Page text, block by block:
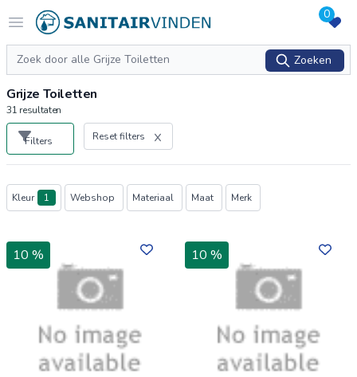
Open menu
Logo sanitairvinden.nl 0
Zoeken
Zoeken
Grijze Toiletten
31 resultaten
Filters Reset filters
Producten
Kleur 1 Webshop Materiaal Maat Merk
10 % 10 %